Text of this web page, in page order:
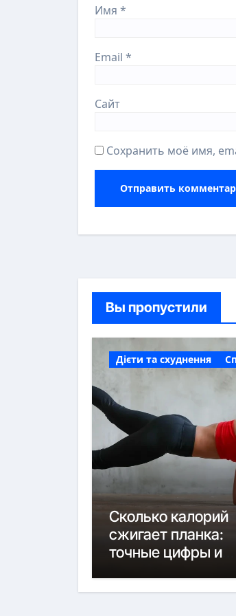
Имя *
Email *
Сайт
Сохранить моё имя,
Вы пропустили
Дієти та схуднення
Сколько калорий
сжигает планка:
точные цифры и